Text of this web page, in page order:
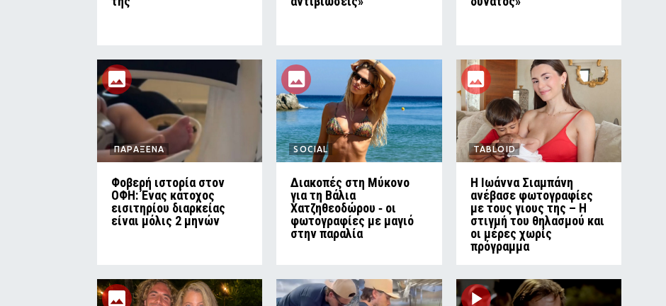
ΠΑΡΑΞΕΝΑ
Φοβερή ιστορία στον
ΟΦΗ: Ένας κάτοχος
εισιτηρίου διαρκείας
είναι μόλις 2 μηνών
SOCIAL
Διακοπές στη Μύκονο
για τη Βάλια
Χατζηθεοδώρου ‑ οι
φωτογραφίες με μαγιό
στην παραλία
TABLOID
H Ιωάννα Σιαμπάνη
ανέβασε φωτογραφίες
με τους γιους της – Η
στιγμή του θηλασμού και
οι μέρες χωρίς
πρόγραμμα